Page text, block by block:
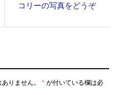
コリーの写真をどうぞ
りません。 * が付いている欄は必